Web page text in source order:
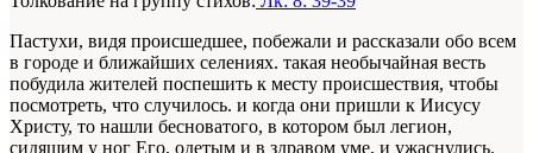
Пастухи, видя происшедшее, побежали и рассказали обо всем
в городе и ближайших селениях. такая необычайная весть
побудила жителей поспешить к месту происшествия, чтобы
посмотреть, что случилось. и когда они пришли к Иисусу
Христу, то нашли бесноватого, в котором был легион,
сидящим у ног Его, одетым и в здравом уме, и ужаснулись.